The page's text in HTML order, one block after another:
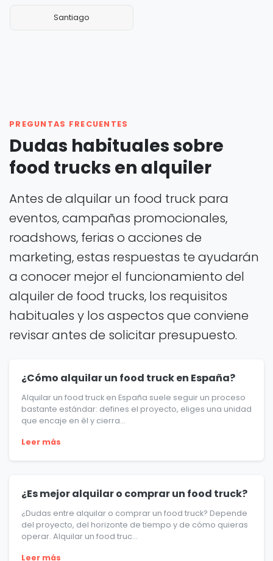
Santiago
PREGUNTAS FRECUENTES
Dudas habituales sobre
food trucks en alquiler
Antes de alquilar un food truck para
eventos, campañas promocionales,
roadshows, ferias o acciones de
marketing, estas respuestas te ayudarán
a conocer mejor el funcionamiento del
alquiler de food trucks, los requisitos
habituales y los aspectos que conviene
revisar antes de solicitar presupuesto.
¿Cómo alquilar un food truck en España?
Alquilar un food truck en España suele seguir un proceso
bastante estándar: defines el proyecto, eliges una unidad
que encaje en él y cierra...
Leer más
¿Es mejor alquilar o comprar un food truck?
¿Dudas entre alquilar o comprar un food truck? Depende
del proyecto, del horizonte de tiempo y de cómo quieras
operar. Alquilar un food truc...
Leer más